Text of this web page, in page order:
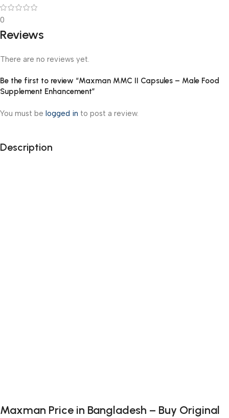
0
Reviews
There are no reviews yet.
Be the first to review “Maxman MMC II Capsules – Male Food
Supplement Enhancement”
You must be logged in to post a review.
Description
Maxman Price in Bangladesh – Buy Original